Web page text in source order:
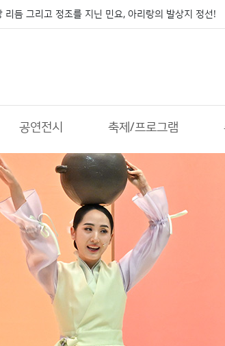
리듬 그리고 정조를 지닌 민요, 아리랑의 발상지 정선!
공연전시 축제/프로그램